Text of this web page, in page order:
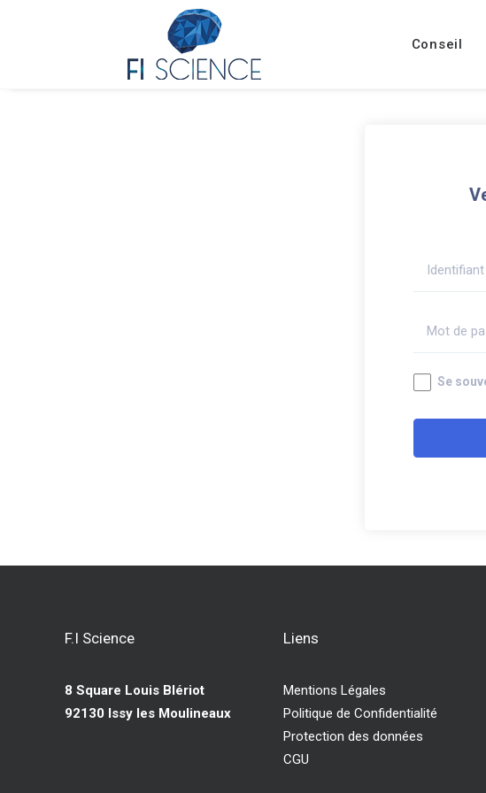
Conseil
Se
F.I Science
8 Square Louis Blériot
92130 Issy les Moulineaux
Liens
Mentions Légales
Politique de Confidentialité
Protection des données
CGU